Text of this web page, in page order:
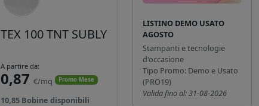
TEX 100 TNT SUBLY
A partire da:
0,87 €/mq Promo Mese
10,85 Bobine disponibili
LISTINO DEMO USATO
AGOSTO
Stampanti e tecnologie
d'occasione
Tipo Promo: Demo e Usato
(PRO19)
Valida fino al: 31-08-2026